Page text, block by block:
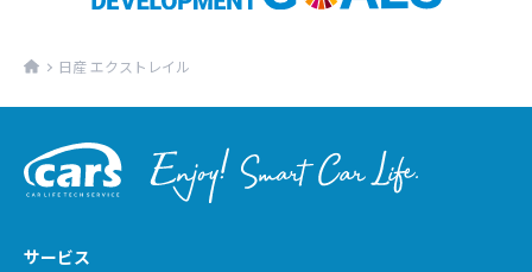
日産 エクストレイル
サービス